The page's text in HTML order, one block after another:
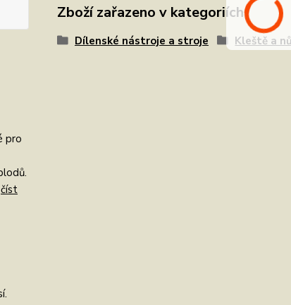
pro
číst
Zboží zařazeno v kategoriích
Dílenské nástroje a stroje Kleště a